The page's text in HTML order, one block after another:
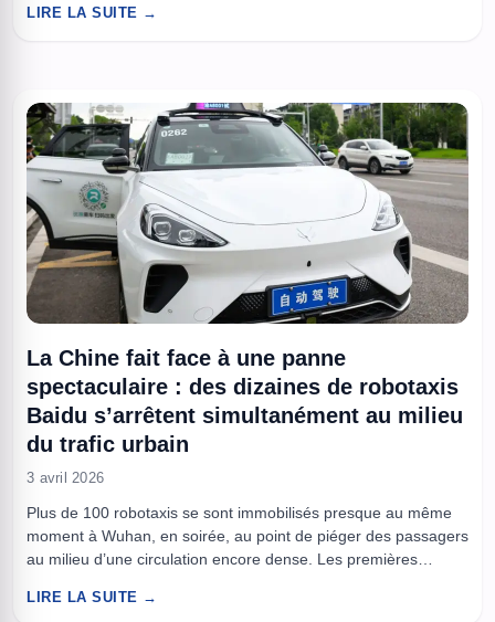
millions d’euros selon les performances), le groupe français
LIRE LA SUITE →
La Chine fait face à une panne
spectaculaire : des dizaines de robotaxis
Baidu s’arrêtent simultanément au milieu
du trafic urbain
3 avril 2026
Plus de 100 robotaxis se sont immobilisés presque au même
moment à Wuhan, en soirée, au point de piéger des passagers
au milieu d’une circulation encore dense. Les premières
dysfonctionnement du système, sans détail technique public à
LIRE LA SUITE →